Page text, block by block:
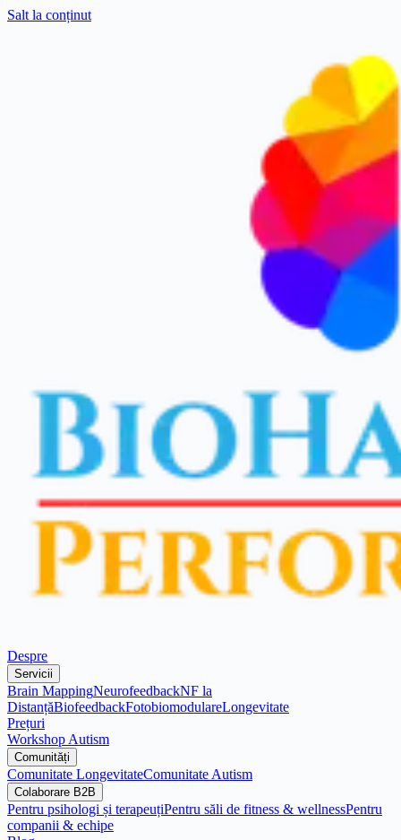
Salt la conținut
Despre
Servicii
Brain MappingNeurofeedbackNF la
DistanțăBiofeedbackFotobiomodulareLongevitate
Prețuri
Workshop Autism
Comunități
Comunitate LongevitateComunitate Autism
Colaborare B2B
Pentru psihologi și terapeuțiPentru săli de fitness & wellnessPentru
companii & echipe